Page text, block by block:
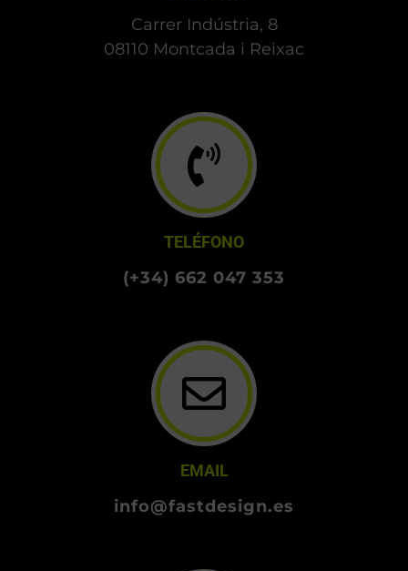
Carrer Indústria, 8
08110 Montcada i Reixac
TELÉFONO
(+34) 662 047 353
EMAIL
info@fastdesign.es